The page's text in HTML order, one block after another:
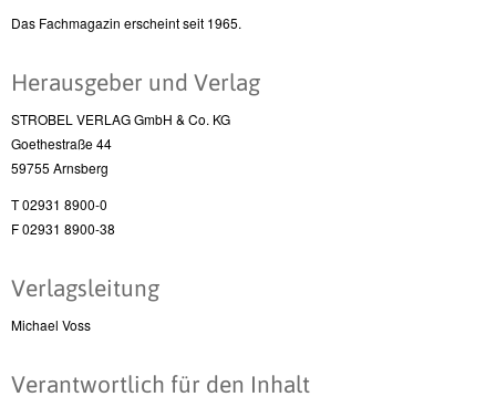
Das Fachmagazin erscheint seit 1965.
Herausgeber und Verlag
STROBEL VERLAG GmbH & Co. KG
Goethestraße 44
59755 Arnsberg
T 02931 8900-0
F 02931 8900-38
Verlagsleitung
Michael Voss
Verantwortlich für den Inhalt